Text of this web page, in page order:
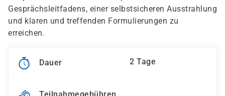
Gesprächsleitfadens, einer selbstsicheren Ausstrahlung
und klaren und treffenden Formulierungen zu
erreichen.
Dauer 2 Tage